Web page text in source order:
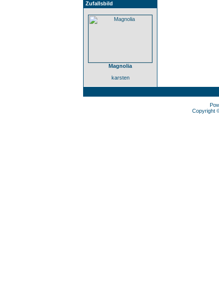
Zufallsbild
Magnolia
karsten
Copyright